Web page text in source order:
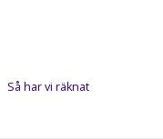
Så har vi räknat